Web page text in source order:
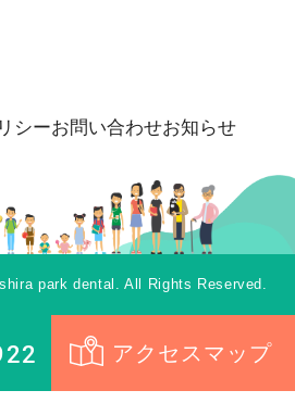
アクセスマップ
シーお問い合わせお知らせ
park dental. All Rights Reserved.